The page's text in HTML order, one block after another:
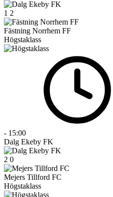
1 2
Fästning Norrhem FF
Högstaklass
- 15:00
Dalg Ekeby FK
2 0
Mejers Tillford FC
Högstaklass